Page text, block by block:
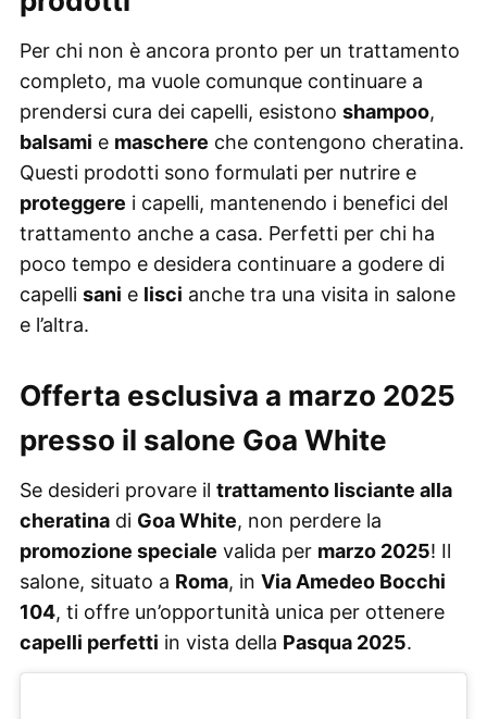
Per chi non è ancora pronto per un trattamento
completo, ma vuole comunque continuare a
prendersi cura dei capelli, esistono shampoo,
balsami e maschere che contengono cheratina.
Questi prodotti sono formulati per nutrire e
proteggere i capelli, mantenendo i benefici del
trattamento anche a casa. Perfetti per chi ha
poco tempo e desidera continuare a godere di
capelli sani e lisci anche tra una visita in salone
e l’altra.
Offerta esclusiva a marzo 2025
presso il salone Goa White
Se desideri provare il trattamento lisciante alla
cheratinadi Goa White, non perdere la
promozione speciale valida per marzo 2025! Il
salone, situato a Roma, in Via Amedeo Bocchi
104, ti offre un’opportunità unica per ottenere
capelli perfetti in vista della Pasqua 2025.